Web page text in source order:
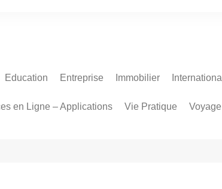
Education Entreprise Immobilier International
en Ligne – Applications Vie Pratique Voyage